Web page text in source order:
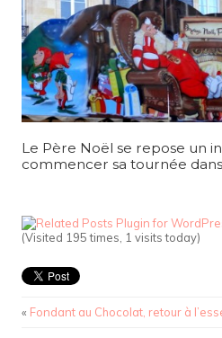
Le Père Noël se repose un
commencer sa tournée
(Visited 195 times, 1 visits today)
« Fondant au Chocolat, retour à